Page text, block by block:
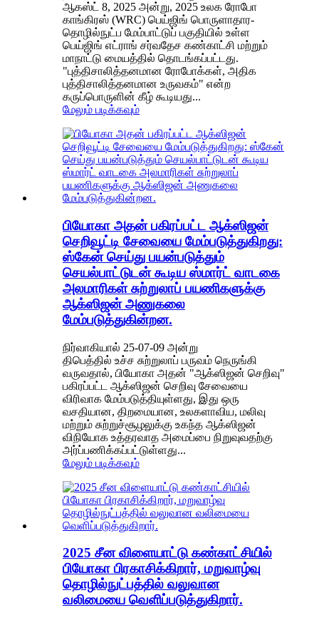
ஆகஸ்ட் 8, 2025 அன்று, 2025 உலக ரோபோ
காங்கிரஸ் (WRC) பெய்ஜிங் பொருளாதார-
தொழில்நுட்ப மேம்பாட்டுப் பகுதியில் உள்ள
பெய்ஜிங் எட்ராங் சர்வதேச கண்காட்சி மற்றும்
மாநாட்டு மையத்தில் தொடங்கப்பட்டது.
"புத்திசாலித்தனமான ரோபோக்கள், அதிக
புத்திசாலித்தனமான உருவகம்" என்ற
கருப்பொருளின் கீழ் கூடியது...
மேலும் படிக்கவும்
பியோகா அதன் பகிரப்பட்ட ஆக்ஸிஜன்
செறிவூட்டி சேவையை மேம்படுத்துகிறது:
ஸ்கேன் செய்து பயன்படுத்தும்
செயல்பாட்டுடன் கூடிய ஸ்மார்ட் வாடகை
அலமாரிகள் சுற்றுலாப் பயணிகளுக்கு
ஆக்ஸிஜன் அணுகலை
மேம்படுத்துகின்றன.
நிர்வாகியால் 25-07-09 அன்று
திபெத்தில் உச்ச சுற்றுலாப் பருவம் நெருங்கி
வருவதால், பியோகா அதன் "ஆக்ஸிஜன் செறிவு"
பகிரப்பட்ட ஆக்ஸிஜன் செறிவு சேவையை
விரிவாக மேம்படுத்தியுள்ளது, இது ஒரு
வசதியான, திறமையான, உலகளாவிய, மலிவு
மற்றும் சுற்றுச்சூழலுக்கு உகந்த ஆக்ஸிஜன்
விநியோக உத்தரவாத அமைப்பை நிறுவுவதற்கு
அர்ப்பணிக்கப்பட்டுள்ளது...
மேலும் படிக்கவும்
2025 சீன விளையாட்டு கண்காட்சியில்
பியோகா பிரகாசிக்கிறார், மறுவாழ்வு
தொழில்நுட்பத்தில் வலுவான
வலிமையை வெளிப்படுத்துகிறார்.